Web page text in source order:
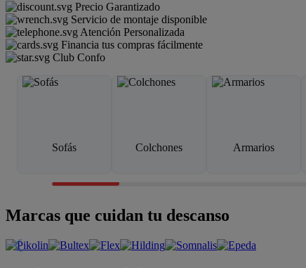
Precio Garantizado
Servicio de montaje disponible
Atención Personalizada
Financia tus compras fácilmente
Club Confo
Sofás Colchones Armarios
Marcas que cuidan tu descanso